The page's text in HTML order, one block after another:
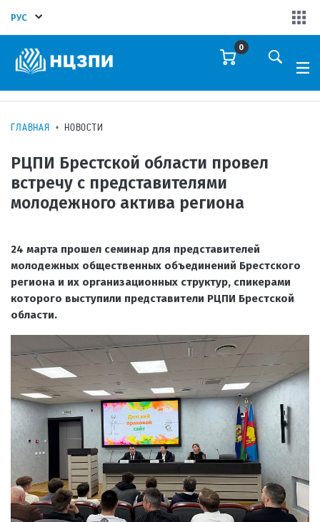
РУС
0
ГЛАВНАЯ НОВОСТИ
РЦПИ Брестской области провел
встречу с представителями
молодежного актива региона
24 марта прошел семинар для представителей
молодежных общественных объединений Брестского
региона и их организационных структур, спикерами
которого выступили представители РЦПИ Брестской
области.